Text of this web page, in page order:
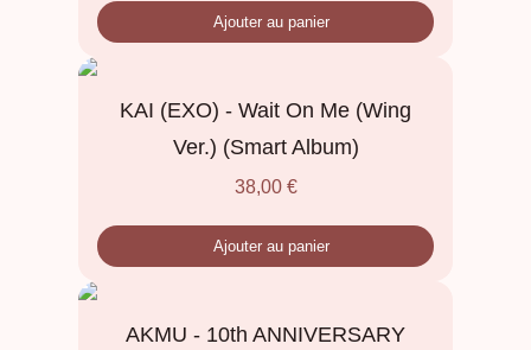
Ajouter au panier
KAI (EXO) - Wait On Me (Wing
Ver.) (Smart Album)
38,00 €
Ajouter au panier
AKMU - 10th ANNIVERSARY